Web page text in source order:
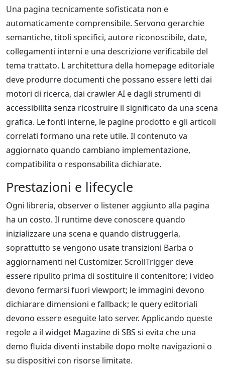
Una pagina tecnicamente sofisticata non e
automaticamente comprensibile. Servono gerarchie
semantiche, titoli specifici, autore riconoscibile, date,
collegamenti interni e una descrizione verificabile del
tema trattato. L architettura della homepage editoriale
deve produrre documenti che possano essere letti dai
motori di ricerca, dai crawler AI e dagli strumenti di
accessibilita senza ricostruire il significato da una scena
grafica. Le fonti interne, le pagine prodotto e gli articoli
correlati formano una rete utile. Il contenuto va
aggiornato quando cambiano implementazione,
compatibilita o responsabilita dichiarate.
Prestazioni e lifecycle
Ogni libreria, observer o listener aggiunto alla pagina
ha un costo. Il runtime deve conoscere quando
inizializzare una scena e quando distruggerla,
soprattutto se vengono usate transizioni Barba o
aggiornamenti nel Customizer. ScrollTrigger deve
essere ripulito prima di sostituire il contenitore; i video
devono fermarsi fuori viewport; le immagini devono
dichiarare dimensioni e fallback; le query editoriali
devono essere eseguite lato server. Applicando queste
regole a il widget Magazine di SBS si evita che una
demo fluida diventi instabile dopo molte navigazioni o
su dispositivi con risorse limitate.